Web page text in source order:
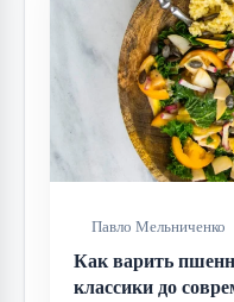
Павло Мельниченко
Как варить
классики до